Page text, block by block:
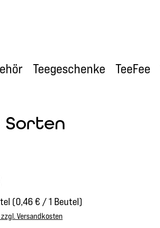
Teegeschenke TeeFee
Sorten
(0,46 € / 1 Beutel)
Versandkosten